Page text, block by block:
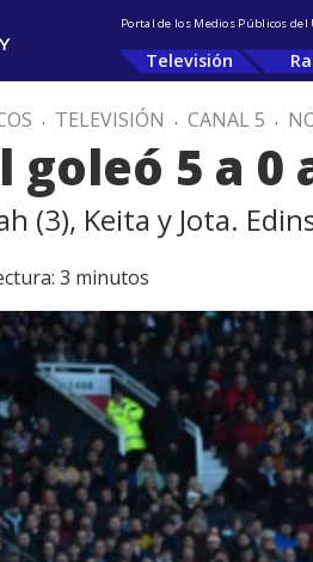
Portal de los Medios Públicos
Televisión
. TELEVISIÓN . CANAL 5 .
goleó 5 a
(3), Keita y Jota.
3 minutos